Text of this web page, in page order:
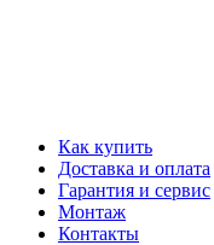
Как купить
Доставка и оплата
Гарантия и сервис
Монтаж
Контакты